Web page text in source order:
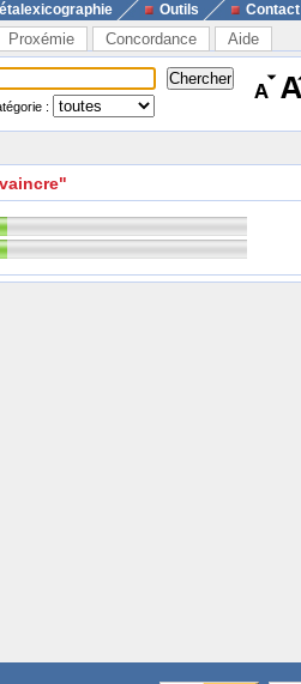
Outils Contact
Proxémie Concordance Aide
: